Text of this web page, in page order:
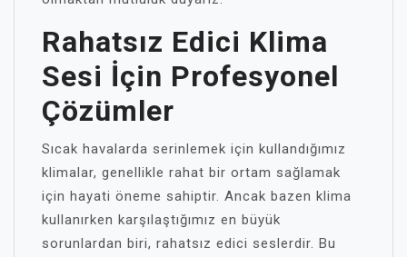
Rahatsız Edici Klima
Sesi İçin Profesyonel
Çözümler
Sıcak havalarda serinlemek için kullandığımız
klimalar, genellikle rahat bir ortam sağlamak
için hayati öneme sahiptir. Ancak bazen klima
kullanırken karşılaştığımız en büyük
sorunlardan biri, rahatsız edici seslerdir. Bu